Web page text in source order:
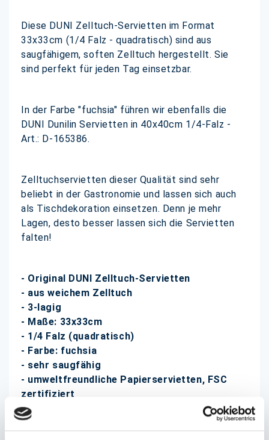
Diese DUNI Zelltuch-Servietten im Format
33x33cm (1/4 Falz - quadratisch) sind aus
saugfähigem, soften Zelltuch hergestellt. Sie
sind perfekt für jeden Tag einsetzbar.
In der Farbe "fuchsia" führen wir ebenfalls die
DUNI Dunilin Servietten in 40x40cm 1/4-Falz -
Art.: D-165386.
Zelltuchservietten dieser Qualität sind sehr
beliebt in der Gastronomie und lassen sich auch
als Tischdekoration einsetzen. Denn je mehr
Lagen, desto besser lassen sich die Servietten
falten!
- Original DUNI Zelltuch-Servietten
- aus weichem Zelltuch
- 3-lagig
- Maße: 33x33cm
- 1/4 Falz (quadratisch)
- Farbe: fuchsia
- sehr saugfähig
- umweltfreundliche Papierservietten, FSC
zertifiziert
- zu 250 Stück folienverpackt, 4 Packungen im
Karton